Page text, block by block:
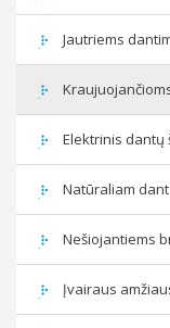
Jautriems
Elektrinis dantų
Natūraliam
Nešiojantiems
Įvairaus